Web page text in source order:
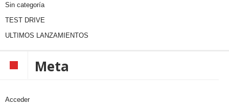
Sin categoría
TEST DRIVE
ULTIMOS LANZAMIENTOS
Meta
Acceder